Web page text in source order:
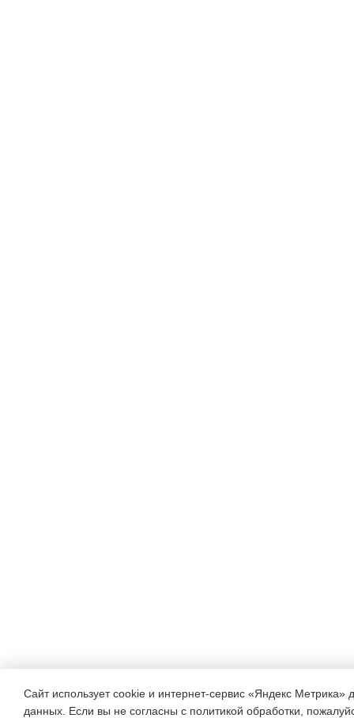
Сайт использует cookie и интернет-сервис «Яндекс Метрика»
данных. Если вы не согласны с политикой обработки,